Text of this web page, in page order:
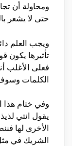
ومحاولة أن
حتى لا يشعر
ويجب العلم
تأثيرها يكون
فعلى الأغلب
الكلمات
وفي ختام هذا
يقول انتي
الأخرى لها
الشريك في